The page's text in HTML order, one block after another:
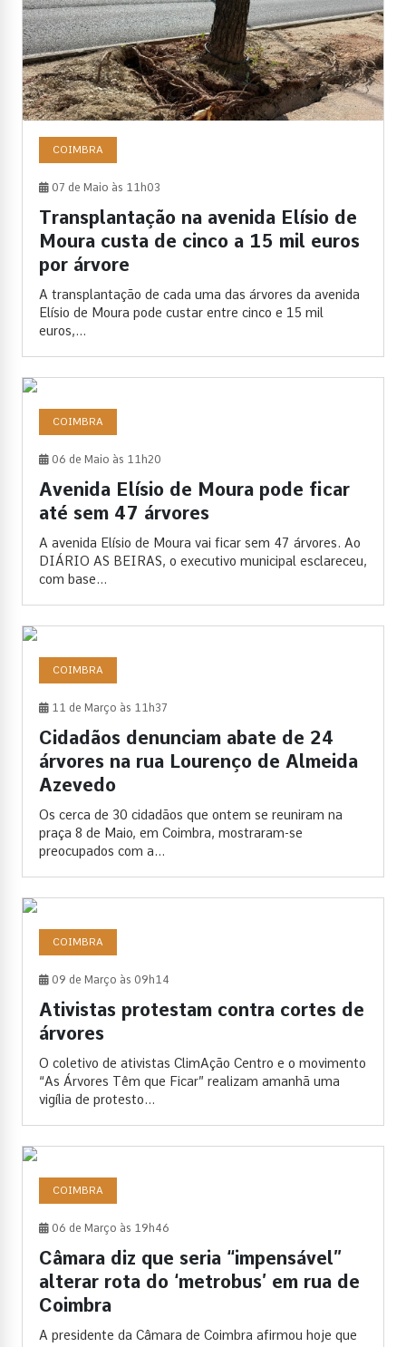
COIMBRA
07 de Maio às 11h03
Transplantação na avenida Elísio de
Moura custa de cinco a 15 mil euros
por árvore
A transplantação de cada uma das árvores da avenida
Elísio de Moura pode custar entre cinco e 15 mil
euros,...
COIMBRA
06 de Maio às 11h20
Avenida Elísio de Moura pode ficar
até sem 47 árvores
A avenida Elísio de Moura vai ficar sem 47 árvores. Ao
DIÁRIO AS BEIRAS, o executivo municipal esclareceu,
com base...
COIMBRA
11 de Março às 11h37
Cidadãos denunciam abate de 24
árvores na rua Lourenço de Almeida
Azevedo
Os cerca de 30 cidadãos que ontem se reuniram na
praça 8 de Maio, em Coimbra, mostraram-se
preocupados com a...
COIMBRA
09 de Março às 09h14
Ativistas protestam contra cortes de
árvores
O coletivo de ativistas ClimAção Centro e o movimento
“As Árvores Têm que Ficar” realizam amanhã uma
vigília de protesto...
COIMBRA
06 de Março às 19h46
Câmara diz que seria “impensável”
alterar rota do ‘metrobus’ em rua de
Coimbra
A presidente da Câmara de Coimbra afirmou hoje que